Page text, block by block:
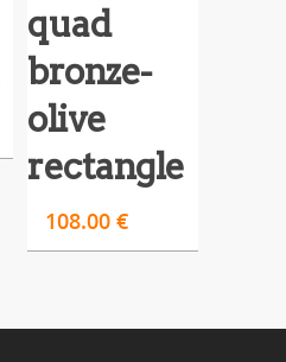
quad
bronze-
olive
rectangle
108.00 €